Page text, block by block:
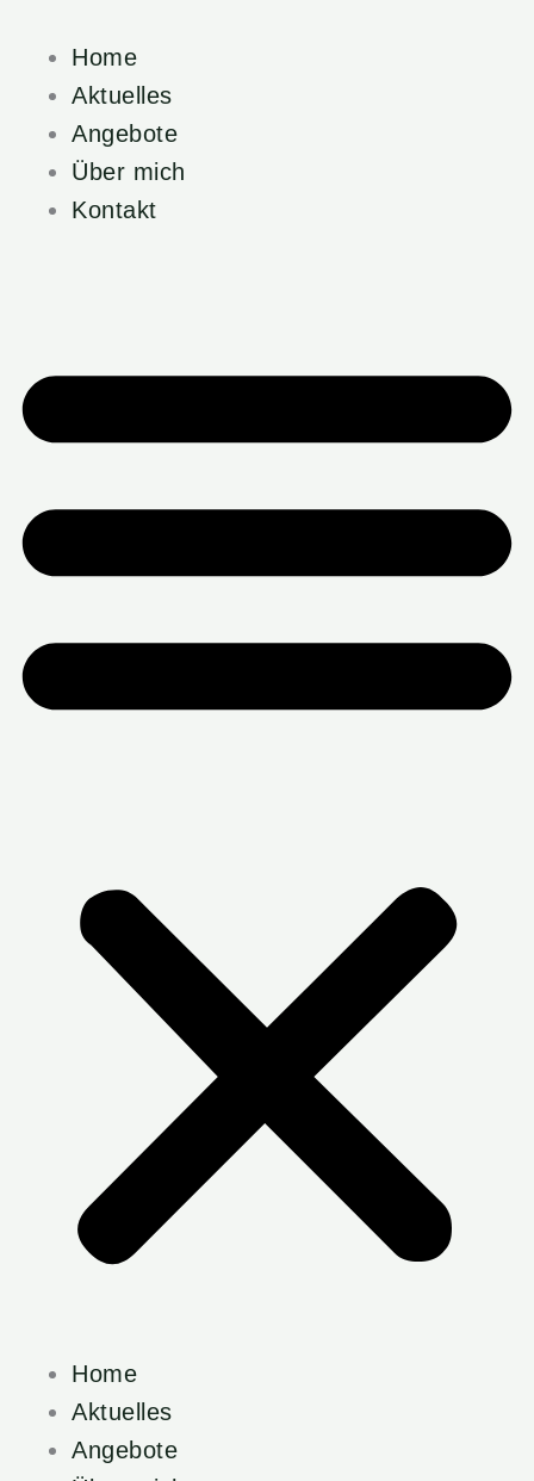
Inhalt
springen
Home
Aktuelles
Angebote
Über mich
Kontakt
Home
Aktuelles
Angebote
Menu